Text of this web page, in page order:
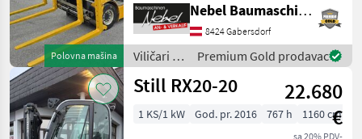
Kalmar
1
Still
1
MARKETPLACE
Marketplace
Ponude
Polovna mašina
Gorivo: , Podizna snaga
(mm): 3000 do 5000, Tip
tova: Dupleks, , Kabina,
Hidraulično zaključavanje
uređa
Nebel Baumaschinen
8424 Gabersdorf
Viličari i
skladišna
tehnika /
Premium Gold prodavac
Still RX20-20
22.680
€
sa 20% PDV-
1 KS/1 kW God. pr. 2016 767 h 1160 cm